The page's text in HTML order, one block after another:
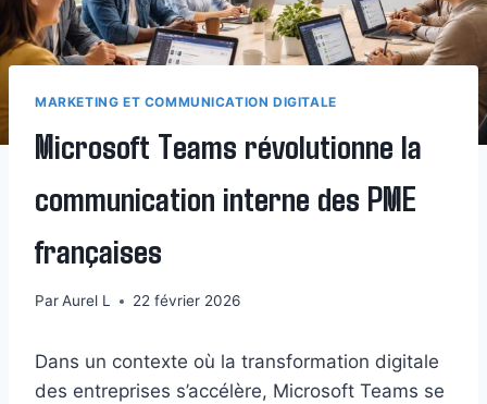
MARKETING ET COMMUNICATION DIGITALE
Microsoft Teams révolutionne la
communication interne des PME
françaises
ParAurel L 22 février 2026
Dans un contexte où la transformation digitale
des entreprises s’accélère, Microsoft Teams se